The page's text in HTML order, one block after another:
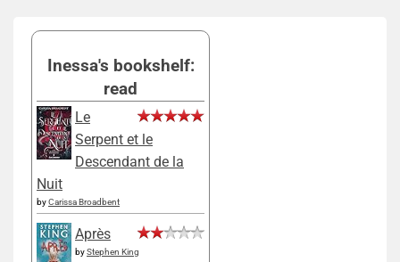
Inessa's bookshelf:
read
Le
Serpent et le
Descendant de la
Nuit
byCarissa Broadbent
Après
byStephen King